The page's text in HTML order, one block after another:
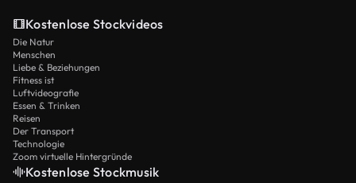
Kostenlose Stockvideos
Die Natur
Menschen
Liebe & Beziehungen
Fitness ist
Luftvideografie
Essen & Trinken
Reisen
Der Transport
Technologie
Zoom virtuelle Hintergründe
Kostenlose Stockmusik